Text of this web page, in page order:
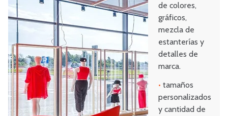
de colores,
gráficos,
mezcla de
estanterías y
detalles de
marca.
• tamaños
personalizados
y cantidad de